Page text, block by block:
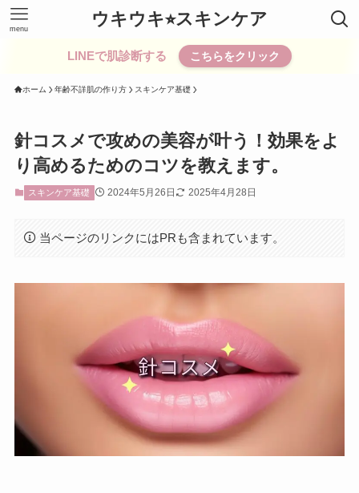
ウキウキ⭐︎スキンケア
menu
LINEで肌診断する こちらをクリック
ホーム 年齢不詳肌の作り方 スキンケア基礎
針コスメで攻めの美容が叶う！効果をよ
り高めるためのコツを教えます。
スキンケア基礎 2024年5月26日 2025年4月28日
当ページのリンクにはPRも含まれています。